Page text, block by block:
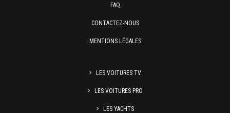
FAQ
CONTACTEZ-NOUS
MENTIONS LÉGALES
LES VOITURES TV
LES VOITURES PRO
LES YACHTS